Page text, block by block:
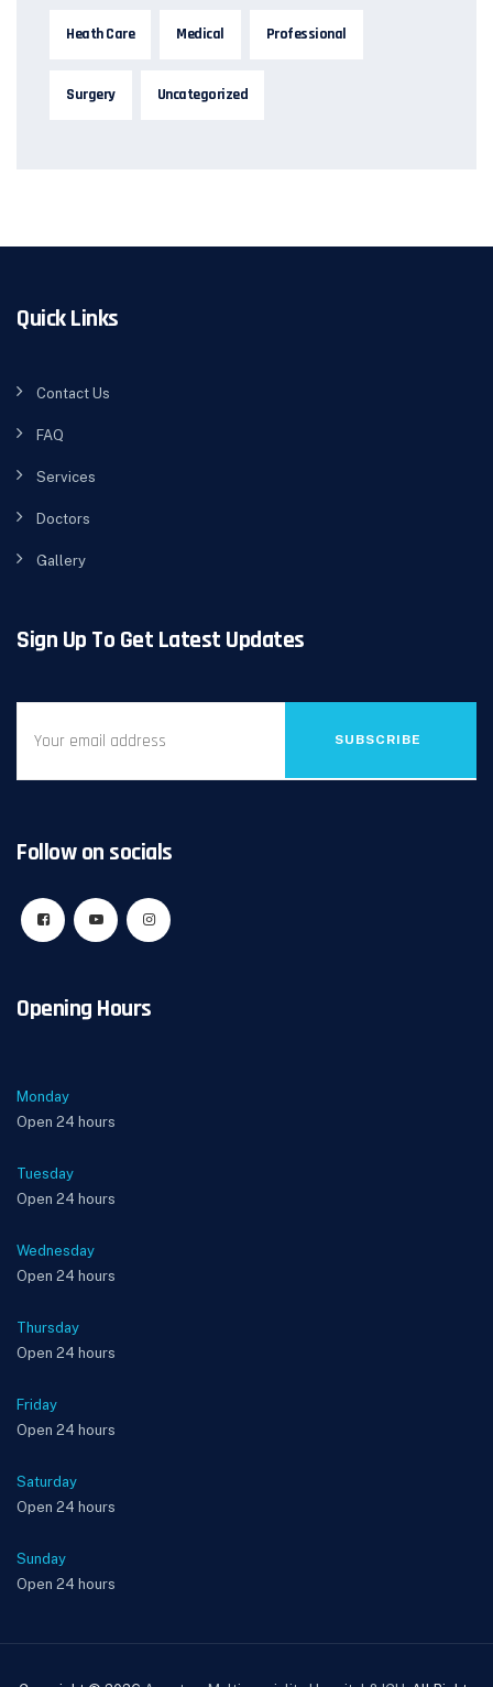
Heath Care Medical Professional
Surgery Uncategorized
Quick Links
Contact Us
FAQ
Services
Doctors
Gallery
Sign Up To Get Latest Updates
SUBSCRIBE
Follow on socials
Opening Hours
Monday
Open 24 hours
Tuesday
Open 24 hours
Wednesday
Open 24 hours
Thursday
Open 24 hours
Friday
Open 24 hours
Saturday
Open 24 hours
Sunday
Open 24 hours